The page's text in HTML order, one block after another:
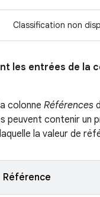
Classification non
les entrées de la
colonne Références
peuvent contenir un
la valeur de
Référence